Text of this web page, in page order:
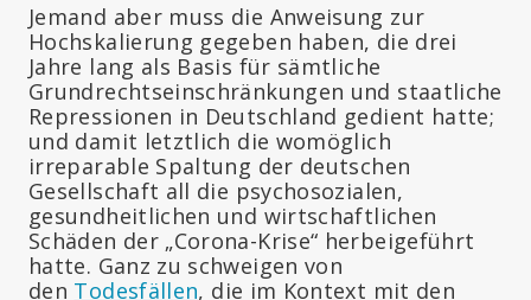
Jemand aber muss die Anweisung zur
Hochskalierung gegeben haben, die drei
Jahre lang als Basis für sämtliche
Grundrechtseinschränkungen und staatliche
Repressionen in Deutschland gedient hatte;
und damit letztlich die womöglich
irreparable Spaltung der deutschen
Gesellschaft all die psychosozialen,
gesundheitlichen und wirtschaftlichen
Schäden der „Corona-Krise“ herbeigeführt
hatte. Ganz zu schweigen von
den Todesfällen, die im Kontext mit den